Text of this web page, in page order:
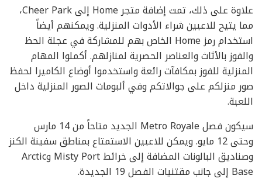
علاوة على ذلك، تمت إضافة متجر Home إلى Cheer Park،
مما يتيح للاعبين شراء الأدوات المنزلية. ويمكنهم أيضاً
استخدام رمز Home الخاص بهم للمشاركة في عجلة الحظ
والفوز بالأثاث والعناصر الحصرية لمنازلهم. أكملوا المهام
المنزلية للفوز بمكافآت رائعة واستخدموا أوضاع الكاميرا لحفظ
صور منزلكم على جوالاتكم وفي ألبومات الصور المنزلية داخل
اللعبة.
سيكون فصل Metro Royale الجديد متاحاً من 14 مارس
وحتى 12 مايو. ويمكن للاعبين الاستمتاع بمناطق سفينة الكنز
وصناديق البالونات المضافة إلى خرائط Misty Port وArctic
Base إلى جانب مقتنيات الفصل 19 الجديدة.